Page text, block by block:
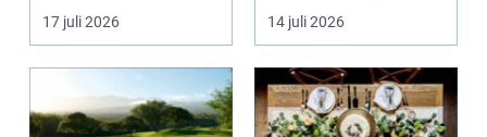
må...
17 juli 2026 14 juli 2026